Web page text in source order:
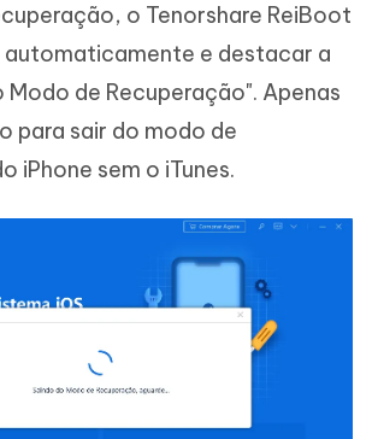
o Tenorshare ReiBoot
e destacar a
Modo de Recuperação". Apenas
para sair do modo de
iPhone sem o iTunes.